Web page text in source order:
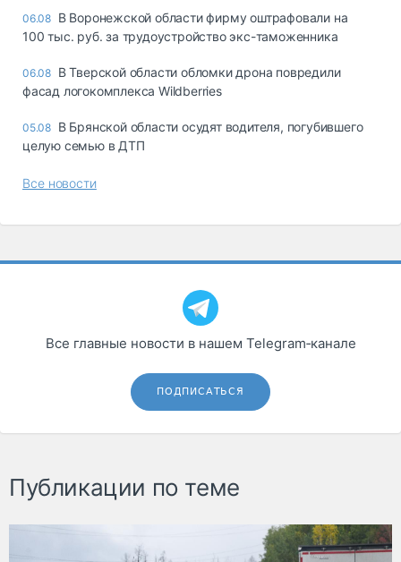
06.08 В Воронежской области фирму оштрафовали на
100 тыс. руб. за трудоустройство экс-таможенника
06.08 В Тверской области обломки дрона повредили
фасад логокомплекса Wildberries
05.08 В Брянской области осудят водителя, погубившего
целую семью в ДТП
Все новости
Все главные новости в нашем Telegram‑канале
ПОДПИСАТЬСЯ
Публикации по теме